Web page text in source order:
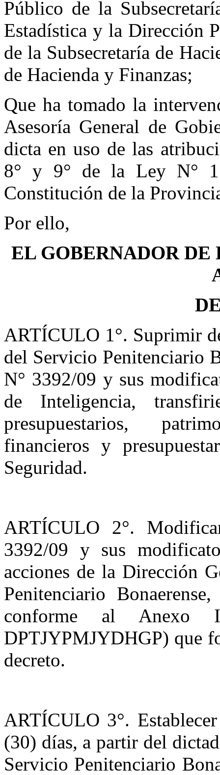
Público de la
Estadística y la Dirección
de la Subsecretaría de
de Hacienda y Finanzas;
Que ha tomado la
Asesoría General de
dicta en uso de las
8° y 9° de la Ley N°
Constitución de la
Por ello,
EL GOBERNADOR DE
ARTÍCULO 1°. Suprimir
del Servicio Penitenciario
N° 3392/09 y sus
de Inteligencia,
presupuestarios,
financieros y
Seguridad.
ARTÍCULO 2°.
3392/09 y sus
acciones de la Dirección
Penitenciario
conforme al Anexo I
DPTJYPMJYDHGP) que
decreto.
ARTÍCULO 3°.
(30) días, a partir del
Servicio Penitenciario